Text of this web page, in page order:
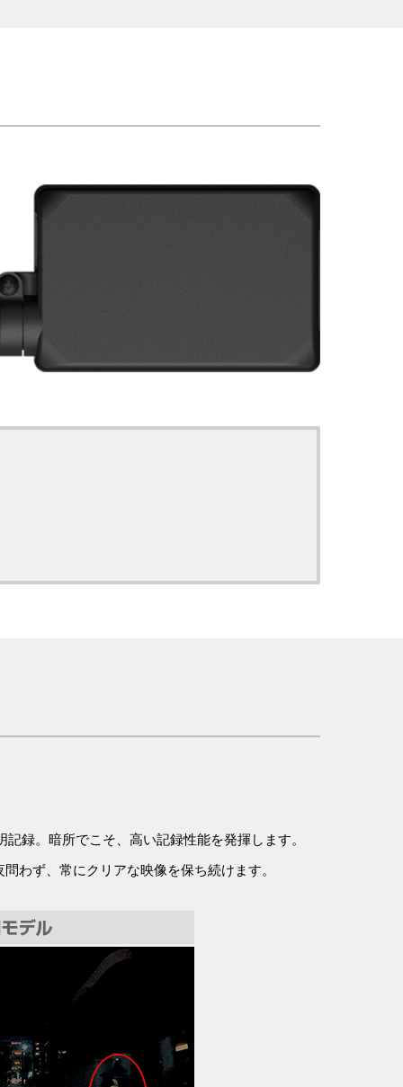
録。暗所でこそ、高い記録性能を発揮します。
わず、常にクリアな映像を保ち続けます。